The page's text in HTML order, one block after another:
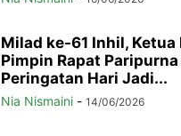
Milad ke-61 Inhil, Ketua
Pimpin Rapat Paripurna
Peringatan Hari Jadi...
Nia Nismaini - 14/06/2026